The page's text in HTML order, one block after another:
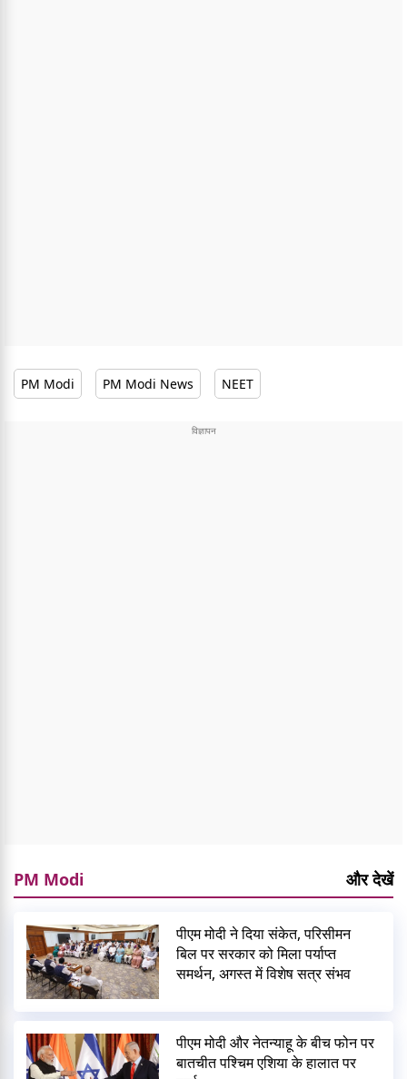
PM Modi PM Modi News NEET
PM Modi और देखें
पीएम मोदी ने दिया संकेत, परिसीमन
बिल पर सरकार को मिला पर्याप्त
समर्थन, अगस्त में विशेष सत्र संभव
पीएम मोदी और नेतन्याहू के बीच फोन पर
बातचीत पश्चिम एशिया के हालात पर